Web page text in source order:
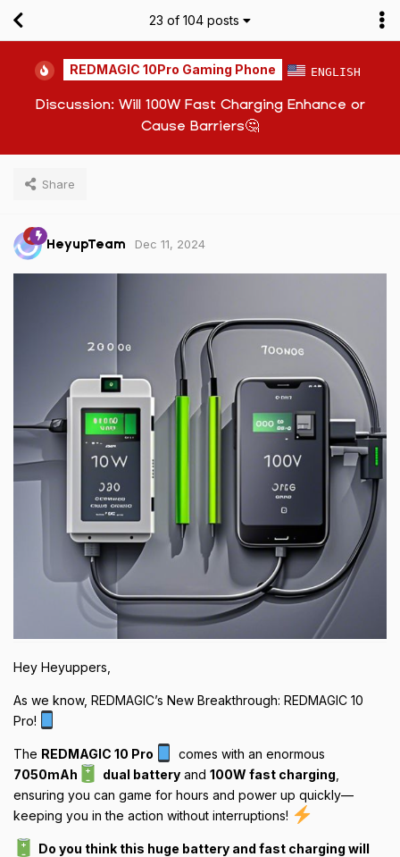
REDMAGIC 10Pro Gaming Phone ENGLISH
Discussion: Will 100W Fast Charging Enhance or
Cause Barriers🤔
Share
23 of 104 posts
HeyupTeam Dec 11, 2024
Hey Heyuppers,
As we know, REDMAGIC’s New Breakthrough: REDMAGIC 10
Pro!
The REDMAGIC 10 Pro
comes with an enormous
7050mAh
dual batteryand 100W fast charging
ensuring you can game for hours and power up quickly—
keeping you in the action without interruptions!
Do you think this huge battery and fast charging will